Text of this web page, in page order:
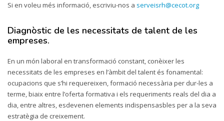
Si en voleu més informació, escriviu-nos a serveisrh@cecot.org
Diagnòstic de les necessitats de talent de les
empreses.
En un món laboral en transformació constant, conèixer les
necessitats de les empreses en l’àmbit del talent és fonamental:
ocupacions que s’hi requereixen, formació necessària per dur-les a
terme, biaix entre l’oferta formativa i els requeriments reals del dia a
dia, entre altres, esdevenen elements indispensasbles per a la seva
estratègia de creixement.